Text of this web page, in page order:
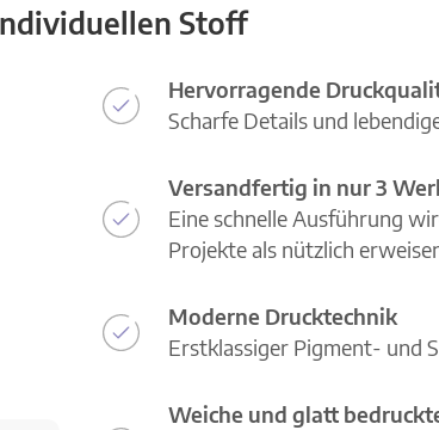
Stoff
Hervorragende
Scharfe Details und
Versandfertig in nur 3
Eine schnelle Ausführung
Projekte als nützlich
Moderne Drucktechnik
Erstklassiger Pigment- und
Weiche und glatt